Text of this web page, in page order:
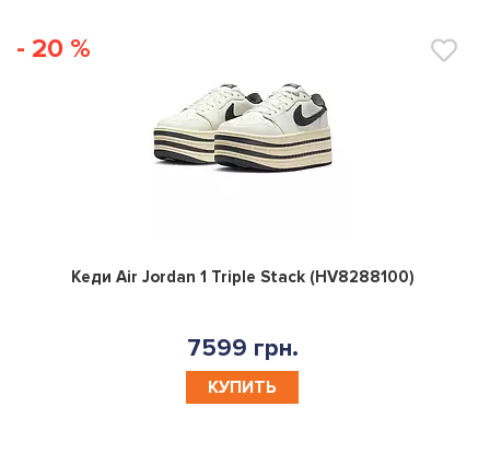
- 20 %
0
Кеди Air Jordan 1 Triple Stack (HV8288100)
7599 грн.
КУПИТЬ